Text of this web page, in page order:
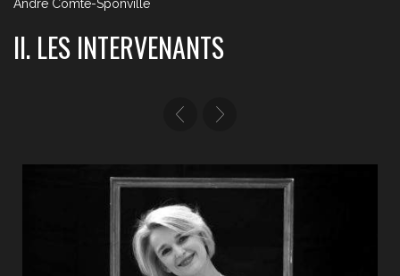
André Comte-Sponville
II. LES INTERVENANTS